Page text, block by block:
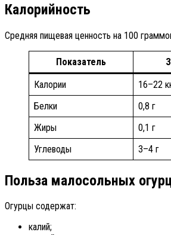
Калорийность
Средняя пищевая ценность на 100
Показатель
Калории
16–22
Белки
0,8 г
Жиры
0,1 г
Углеводы
3–4 г
Польза малосольных
Огурцы содержат:
калий;